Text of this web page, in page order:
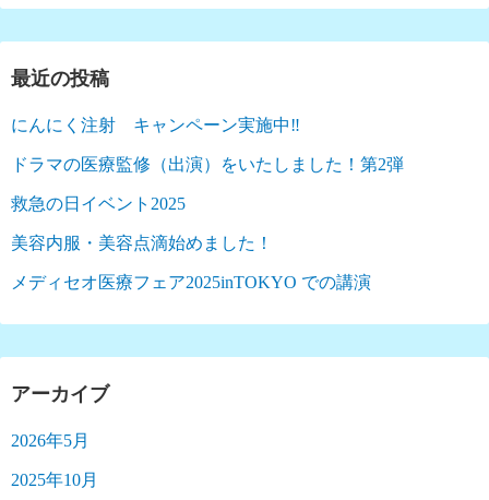
最近の投稿
にんにく注射 キャンペーン実施中‼︎
ドラマの医療監修（出演）をいたしました！第2弾
救急の日イベント2025
美容内服・美容点滴始めました！
メディセオ医療フェア2025inTOKYO での講演
アーカイブ
2026年5月
2025年10月